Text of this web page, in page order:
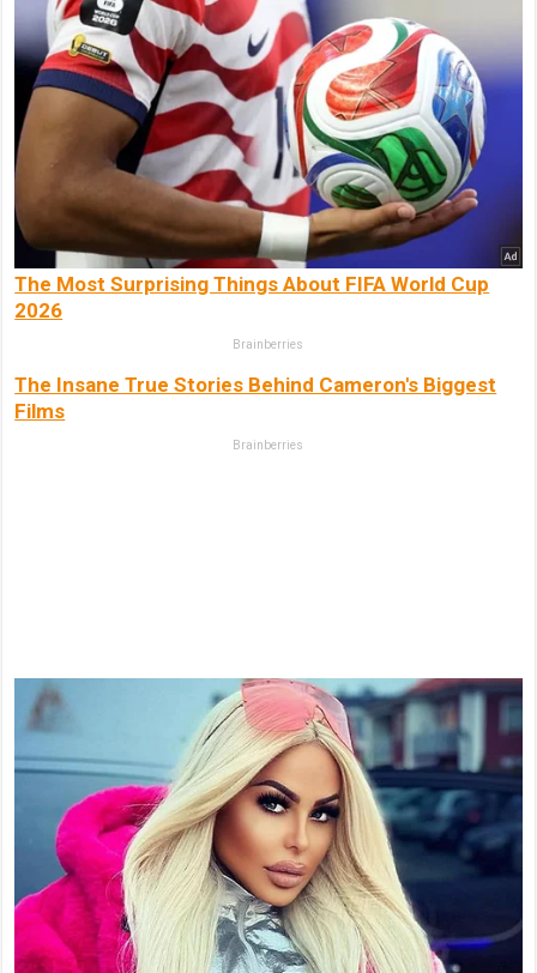
The Most Surprising Things About FIFA World Cup
2026
Brainberries
The Insane True Stories Behind Cameron's Biggest
Films
Brainberries